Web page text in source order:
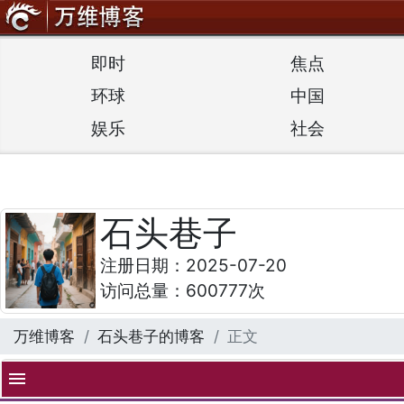
即时
焦点
环球
中国
娱乐
社会
石头巷子
注册日期：2025-07-20
访问总量：600777次
万维博客 石头巷子的博客 正文
menu